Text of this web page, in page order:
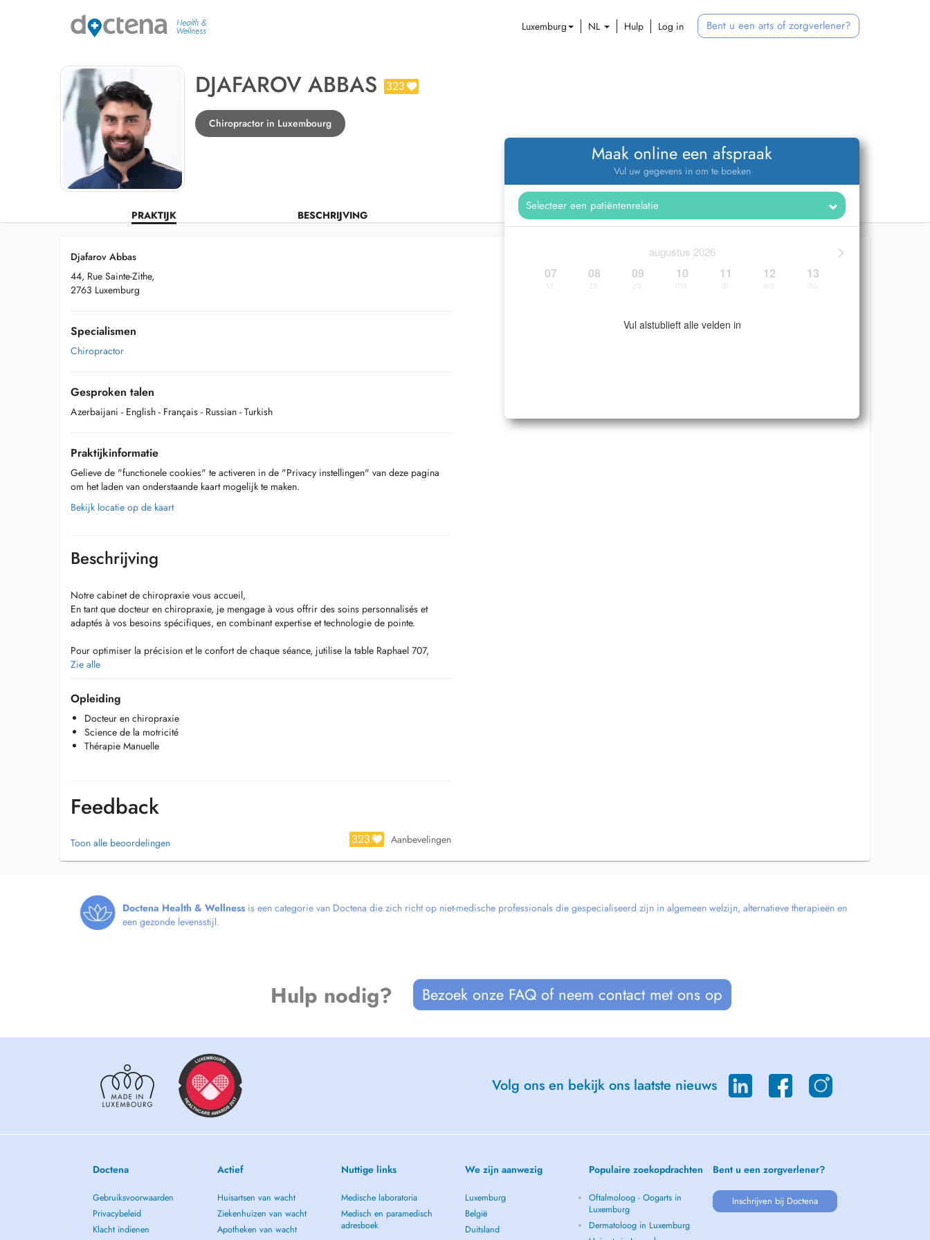
Luxemburg NL Hulp Log in Bent u een arts of zorgverlener?
DJAFAROV ABBAS 323
Chiropractor in Luxembourg
PRAKTIJK BESCHRIJVING
Maak online een afspraak
Vul uw gegevens in om te boeken
>
augustus 2026
07 08 09 10 11 12 13
Vul alstublieft alle velden in
Djafarov Abbas
44, Rue Sainte-Zithe,
2763 Luxemburg
Specialismen
Chiropractor
Gesproken talen
Azerbaijani - English - Français - Russian - Turkish
Praktijkinformatie
Gelieve de "functionele cookies" te activeren in de "Privacy instellingen" van deze pagina
om het laden van onderstaande kaart mogelijk te maken.
Bekijk locatie op de kaart
Beschrijving
Notre cabinet de chiropraxie vous accueil,
En tant que docteur en chiropraxie, je mengage à vous offrir des soins personnalisés et
adaptés à vos besoins spécifiques, en combinant expertise et technologie de pointe.
Pour optimiser la précision et le confort de chaque séance, jutilise la table Raphael 707,
reconnue comme lune des meilleures tables de chiropraxie au monde. Cette technologie de
pointe permet des ajustements précis et doux, adaptés aux besoins cervicaux, lombaires ou
thoraciques, pour une expérience de soin optimale et des résultats rapides.
Ma mission est de vous aider à retrouver et maintenir un équilibre corporel grâce à des
techniques éprouvées et efficaces.
Que vous souffriez de douleurs chroniques, de tensions musculaires ou que vous souhaitiez
Langues parlés :
Zie alle
Opleiding
Docteur en chiropraxie
Science de la motricité
Thérapie Manuelle
Feedback
Toon alle beoordelingen 323 Aanbevelingen
Doctena Health & Wellness is een categorie van Doctena die zich richt op niet-medische professionals die gespecialiseerd zijn in algemeen welzijn, alternatieve therapieën en
een gezonde levensstijl.
Hulp nodig? Bezoek onze FAQ of neem contact met ons op
Volg ons en bekijk ons laatste nieuws
Doctena
Gebruiksvoorwaarden
Privacybeleid
Klacht indienen
Actief
Huisartsen van wacht
Ziekenhuizen van wacht
Apotheken van wacht
Nuttige links
Medische laboratoria
Medisch en paramedisch
adresboek
We zijn aanwezig
Luxemburg
België
Duitsland
Populaire zoekopdrachten
Oftalmoloog - Oogarts in
Luxemburg
Dermatoloog in Luxemburg
Bent u een zorgverlener?
Inschrijven bij Doctena